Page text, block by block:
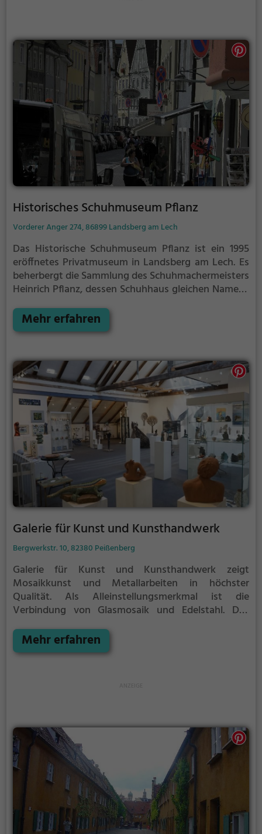
Bauern bildet das Museum die gesamte
gesellschaftliche Bandbreite ab.
Historisches Schuhmuseum Pflanz
Vorderer Anger 274, 86899 Landsberg am Lech
Das Historische Schuhmuseum Pflanz ist ein 1995
eröffnetes Privatmuseum in Landsberg am Lech. Es
beherbergt die Sammlung des Schuhmachermeisters
Heinrich Pflanz, dessen Schuhhaus gleichen Namens
Mehr erfahren
Galerie für Kunst und Kunsthandwerk
Bergwerkstr. 10, 82380 Peißenberg
Galerie für Kunst und Kunsthandwerk zeigt
Mosaikkunst und Metallarbeiten in höchster
Qualität. Als Alleinstellungsmerkmal ist die
Verbindung von Glasmosaik und Edelstahl. Des
und Skulpturen von I.M. Orecher und wechselnden
Gastausstellern. Möglichkeit der Besichtigung der
Mehr erfahren